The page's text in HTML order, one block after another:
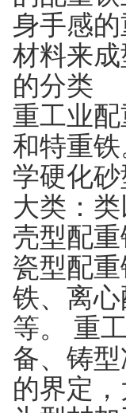
身手感
材料来
的分类
重工业
和特重
学硬化
大类：
壳型配
瓷型配
铁、离
等。 重
备、铸
的界定